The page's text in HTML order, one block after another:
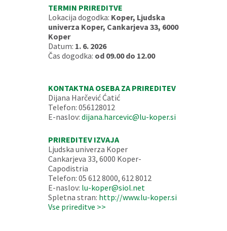
TERMIN PRIREDITVE
Lokacija dogodka: Koper, Ljudska
univerza Koper, Cankarjeva 33, 6000
Koper
Datum: 1. 6. 2026
Čas dogodka: od 09.00 do 12.00
KONTAKTNA OSEBA ZA PRIREDITEV
Dijana Harčević Ćatić
Telefon: 056128012
E-naslov: dijana.harcevic@lu-koper.si
PRIREDITEV IZVAJA
Ljudska univerza Koper
Cankarjeva 33, 6000 Koper-
Capodistria
Telefon: 05 612 8000, 612 8012
E-naslov: lu-koper@siol.net
Spletna stran: http://www.lu-koper.si
Vse prireditve >>